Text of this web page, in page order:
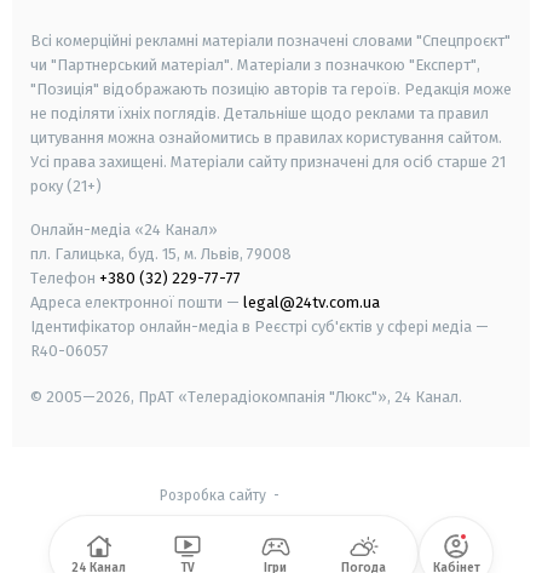
Всі комерційні рекламні матеріали позначені словами "Спецпроєкт"
чи "Партнерський матеріал". Матеріали з позначкою "Експерт",
"Позиція" відображають позицію авторів та героїв. Редакція може
не поділяти їхніх поглядів. Детальніше щодо реклами та правил
цитування можна ознайомитись в правилах користування сайтом.
Усі права захищені. Матеріали сайту призначені для осіб старше 21
року (21+)
Онлайн-медіа «24 Канал»
пл. Галицька, буд. 15, м. Львів, 79008
Телефон +380 (32) 229-77-77
Адреса електронної пошти — legal@24tv.com.ua
Ідентифікатор онлайн-медіа в Реєстрі суб'єктів у сфері медіа —
R40-06057
© 2005—2026, ПрАТ «Телерадіокомпанія "Люкс"», 24 Канал.
Розробка сайту-
24 Канал TV Ігри Погода Кабінет